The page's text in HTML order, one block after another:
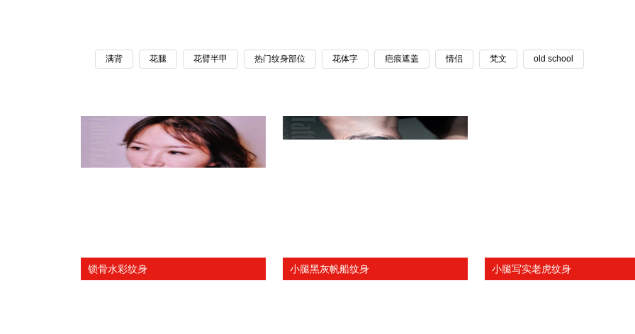
满背 花腿 花臂半甲 热门纹身部位 花体字 疤痕遮盖 情侣 梵文 old school
锁骨水彩纹身 小腿黑灰帆船纹身 小腿写实老虎纹身